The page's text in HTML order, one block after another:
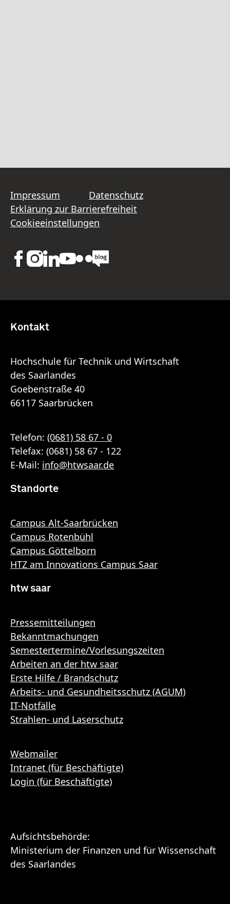
Impressum
Datenschutz
Erklärung zur Barrierefreiheit
Cookieeinstellungen
Kontakt
Hochschule für Technik und Wirtschaft
des Saarlandes
Goebenstraße 40
66117 Saarbrücken
Telefon: (0681) 58 67 - 0
Telefax: (0681) 58 67 - 122
E-Mail: info@htwsaar.de
Standorte
Campus Alt-Saarbrücken
Campus Rotenbühl
Campus Göttelborn
HTZ am Innovations Campus Saar
htw saar
Pressemitteilungen
Bekanntmachungen
Semestertermine/Vorlesungszeiten
Arbeiten an der htw saar
Erste Hilfe / Brandschutz
Arbeits- und Gesundheitsschutz (AGUM)
IT-Notfälle
Strahlen- und Laserschutz
Webmailer
Intranet (für Beschäftigte)
Login (für Beschäftigte)
Aufsichtsbehörde:
Ministerium der Finanzen und für Wissenschaft
des Saarlandes